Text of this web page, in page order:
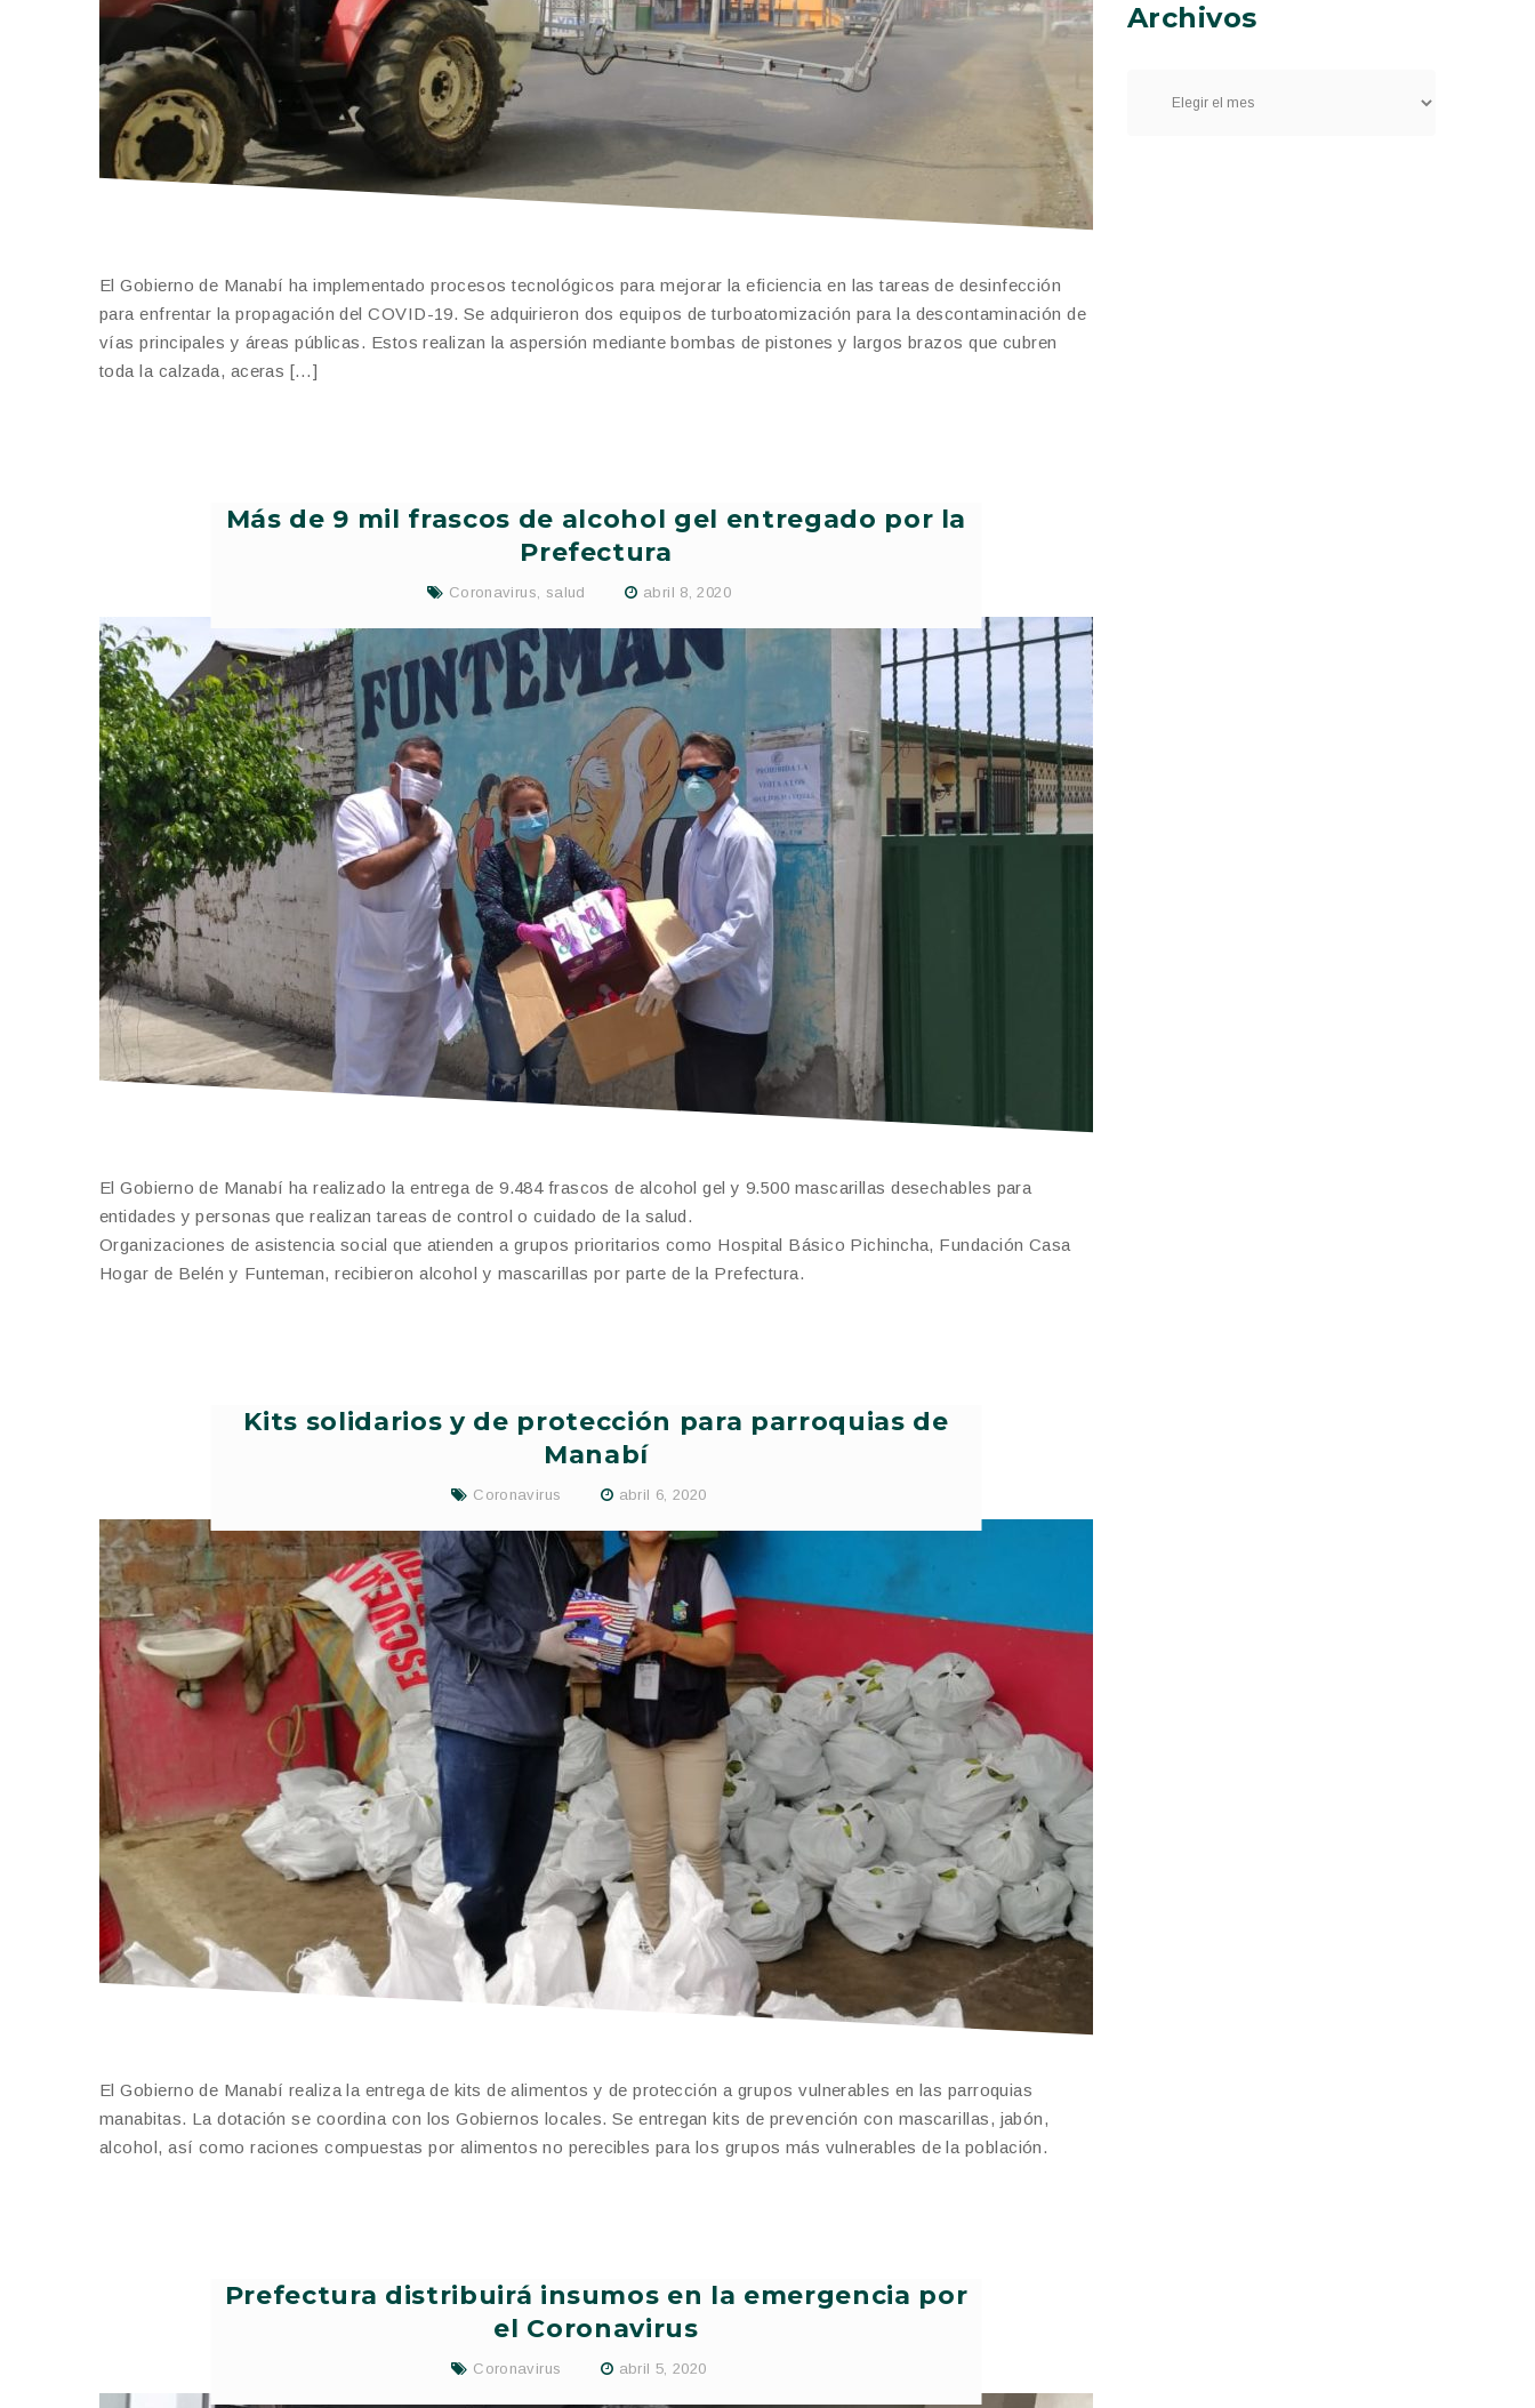
El Gobierno de Manabí ha implementado procesos tecnológicos para mejorar la eficiencia en las tareas de desinfección
para enfrentar la propagación del COVID-19. Se adquirieron dos equipos de turboatomización para la descontaminación de
vías principales y áreas públicas. Estos realizan la aspersión mediante bombas de pistones y largos brazos que cubren
toda la calzada, aceras […]
Más de 9 mil frascos de alcohol gel entregado por la
Prefectura
Coronavirus, salud abril 8, 2020
El Gobierno de Manabí ha realizado la entrega de 9.484 frascos de alcohol gel y 9.500 mascarillas desechables para
entidades y personas que realizan tareas de control o cuidado de la salud.
Organizaciones de asistencia social que atienden a grupos prioritarios como Hospital Básico Pichincha, Fundación Casa
Hogar de Belén y Funteman, recibieron alcohol y mascarillas por parte de la Prefectura.
Kits solidarios y de protección para parroquias de
Manabí
Coronavirus abril 6, 2020
El Gobierno de Manabí realiza la entrega de kits de alimentos y de protección a grupos vulnerables en las parroquias
manabitas. La dotación se coordina con los Gobiernos locales. Se entregan kits de prevención con mascarillas, jabón,
alcohol, así como raciones compuestas por alimentos no perecibles para los grupos más vulnerables de la población.
Prefectura distribuirá insumos en la emergencia por
el Coronavirus
Coronavirus abril 5, 2020
Archivos